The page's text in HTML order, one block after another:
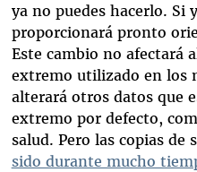
ya no puedes hacerlo. Si
proporcionará pronto
Este cambio no afectará
extremo utilizado en los
alterará otros datos que
extremo por defecto,
salud. Pero las copias de
sido durante mucho